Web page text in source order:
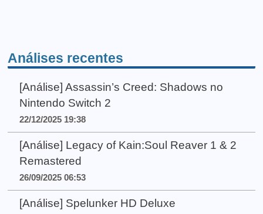
Análises recentes
[Análise] Assassin’s Creed: Shadows no
Nintendo Switch 2
22/12/2025 19:38
[Análise] Legacy of Kain:Soul Reaver 1 & 2
Remastered
26/09/2025 06:53
[Análise] Spelunker HD Deluxe